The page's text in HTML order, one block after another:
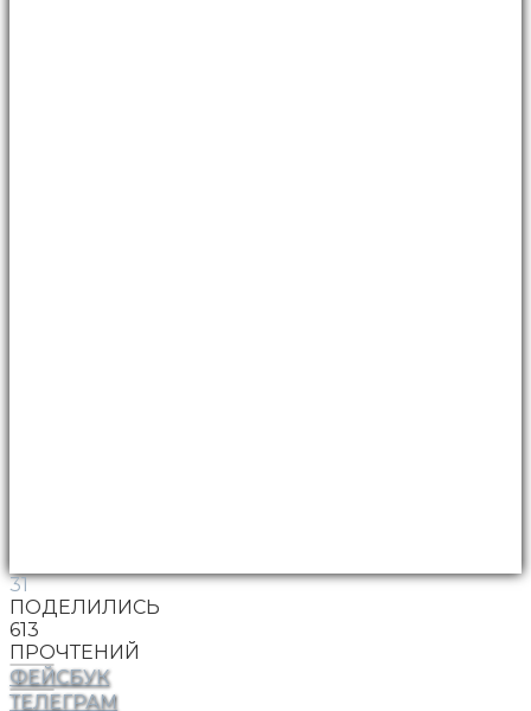
31
ПОДЕЛИЛИСЬ
613
ПРОЧТЕНИЙ
ФЕЙСБУК
ТЕЛЕГРАМ